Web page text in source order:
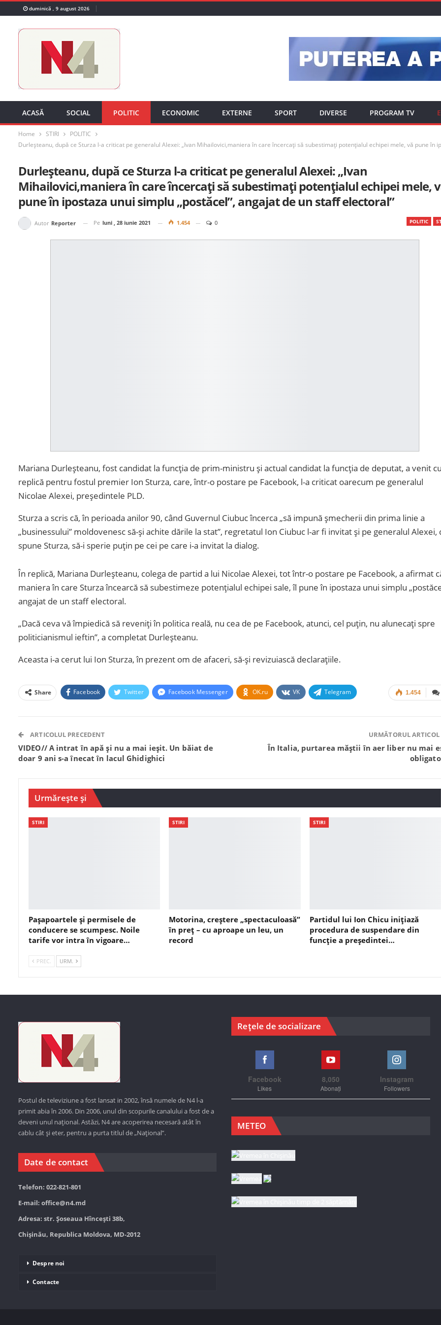
duminică , 9 august 2026
ACASĂ SOCIAL POLITIC ECONOMIC EXTERNE SPORT DIVERSE PROGRAM TV
Home STIRI
POLITIC
Durleșteanu, după ce Sturza l-a criticat pe generalul Alexei: „Ivan Mihailovici,maniera în care încercați să subestimați potențialul echipei mele, vă pune în
Durleșteanu, după ce Sturza l-a criticat pe generalul Alexei: „Ivan
Mihailovici,maniera în care încercați să subestimați potențialul echipei mele,
pune în ipostaza unui simplu „postăcel”, angajat de un staff electoral”
POLITIC
Autor Reporter Pe luni , 28 iunie 2021 1.454 0
Mariana Durleșteanu, fost candidat la funcția de prim-ministru și actual candidat la funcția de deputat, a venit
replică pentru fostul premier Ion Sturza, care, într-o postare pe Facebook, l-a criticat oarecum pe generalul
Nicolae Alexei, președintele PLD.
Sturza a scris că, în perioada anilor 90, când Guvernul Ciubuc încerca „să impună șmecherii din prima linie a
„businessului” moldovenesc să-și achite dările la stat”, regretatul Ion Ciubuc l-ar fi invitat și pe generalul Alexei,
spune Sturza, să-i sperie puțin pe cei pe care i-a invitat la dialog.
În replică, Mariana Durleșteanu, colega de partid a lui Nicolae Alexei, tot într-o postare pe Facebook, a afirmat
maniera în care Sturza încearcă să subestimeze potențialul echipei sale, îl pune în ipostaza unui simplu
angajat de un staff electoral.
„Dacă ceva vă împiedică să reveniți în politica reală, nu cea de pe Facebook, atunci, cel puțin, nu alunecați spre
politicianismul ieftin”, a completat Durleșteanu.
Aceasta i-a cerut lui Ion Sturza, în prezent om de afaceri, să-și revizuiască declarațiile.
1.454
Share Facebook Twitter Facebook Messenger OK.ru VK Telegram
ARTICOLUL PRECEDENT
VIDEO// A intrat în apă și nu a mai ieșit. Un băiat de
doar 9 ani s-a înecat în lacul Ghidighici
URMĂTORUL ARTICOL
În Italia, purtarea măștii în aer liber nu mai
Urmărește și
STIRI
Pașapoartele și permisele de
conducere se scumpesc. Noile
tarife vor intra în vigoare…
STIRI
Motorina, creștere „spectaculoasă”
în preț – cu aproape un leu, un
record
STIRI
Partidul lui Ion Chicu inițiază
procedura de suspendare din
funcție a președintei…
PREC. URM.
Postul de televiziune a fost lansat in 2002, însă numele de N4 l-a
primit abia în 2006. Din 2006, unul din scopurile canalului a fost de a
deveni unul național. Astăzi, N4 are acoperirea necesară atât în
cablu cât și eter, pentru a purta titlul de „Național”.
Date de contact
Telefon: 022-821-801
E-mail: office@n4.md
Adresa: str. Șoseaua Hînceşti 38b,
Chișinău, Republica Moldova, MD-2012
Despre noi
Contacte
Rețele de socializare
Facebook
Likes
8,050
Abonați
Instagram
Followers
METEO